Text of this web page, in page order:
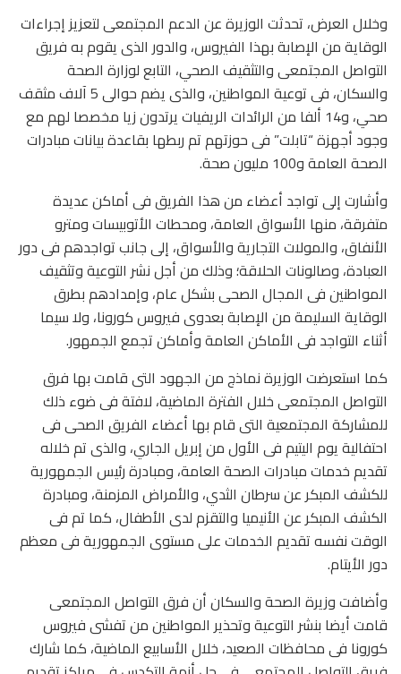
وخلال العرض، تحدثت الوزيرة عن الدعم المجتمعى لتعزيز إجراءات
الوقاية من الإصابة بهذا الفيروس، والدور الذى يقوم به فريق
التواصل المجتمعى والتثقيف الصحي، التابع لوزارة الصحة
والسكان، فى توعية المواطنين، والذى يضم حوالى 5 آلاف مثقف
صحي، و14 ألفا من الرائدات الريفيات يرتدون زيا مخصصا لهم مع
وجود أجهزة “تابلت” فى حوزتهم تم ربطها بقاعدة بيانات مبادرات
الصحة العامة و100 مليون صحة.
وأشارت إلى تواجد أعضاء من هذا الفريق فى أماكن عديدة
متفرقة، منها الأسواق العامة، ومحطات الأتوبيسات ومترو
الأنفاق، والمولات التجارية والأسواق، إلى جانب تواجدهم فى دور
العبادة، وصالونات الحلاقة؛ وذلك من أجل نشر التوعية وتثقيف
المواطنين فى المجال الصحى بشكل عام، وإمدادهم بطرق
الوقاية السليمة من الإصابة بعدوى فيروس كورونا، ولا سيما
أثناء التواجد فى الأماكن العامة وأماكن تجمع الجمهور.
كما استعرضت الوزيرة نماذج من الجهود التى قامت بها فرق
التواصل المجتمعى خلال الفترة الماضية، لافتة فى ضوء ذلك
للمشاركة المجتمعية التى قام بها أعضاء الفريق الصحى فى
احتفالية يوم اليتيم فى الأول من إبريل الجاري، والذى تم خلاله
تقديم خدمات مبادرات الصحة العامة، ومبادرة رئيس الجمهورية
للكشف المبكر عن سرطان الثدي، والأمراض المزمنة، ومبادرة
الكشف المبكر عن الأنيميا والتقزم لدى الأطفال، كما تم فى
الوقت نفسه تقديم الخدمات على مستوى الجمهورية فى معظم
دور الأيتام.
وأضافت وزيرة الصحة والسكان أن فرق التواصل المجتمعى
قامت أيضا بنشر التوعية وتحذير المواطنين من تفشى فيروس
كورونا فى محافظات الصعيد، خلال الأسابيع الماضية، كما شارك